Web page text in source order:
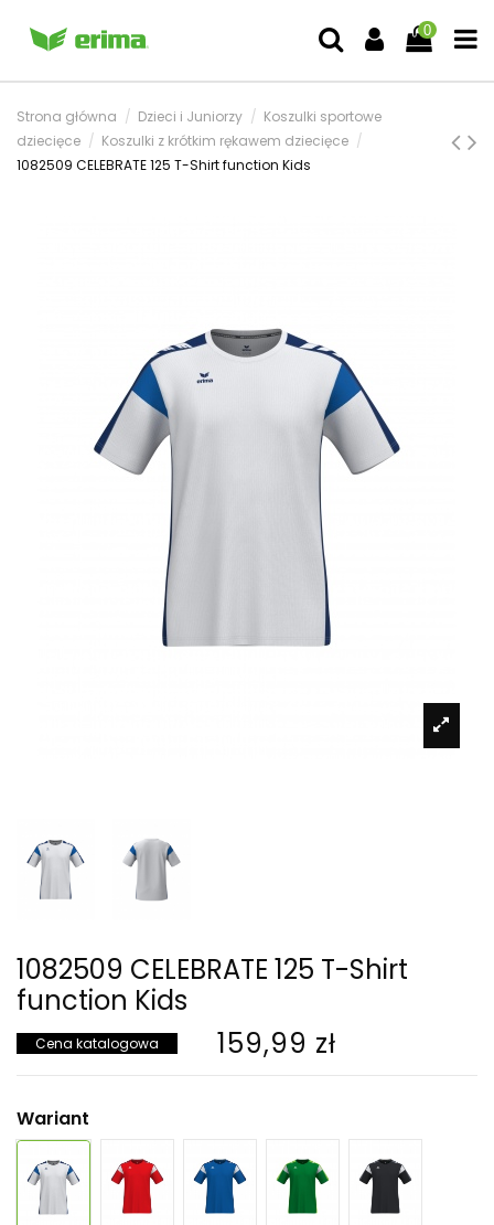
0
Strona główna Dzieci i Juniorzy
Koszulki sportowe
dziecięce
Koszulki z krótkim rękawem dziecięce
1082509 CELEBRATE 125 T-Shirt function Kids
1082509 CELEBRATE 125 T-Shirt
function Kids
Cena katalogowa 159,99 zł
Wariant